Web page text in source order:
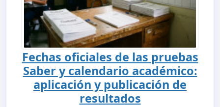
Fechas oficiales de las pruebas
Saber y calendario académico:
aplicación y publicación de
resultados